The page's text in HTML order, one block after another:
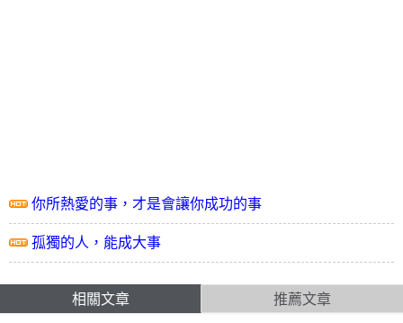
你所熱愛的事，才是會讓你成功的事
孤獨的人，能成大事
相關文章 推薦文章